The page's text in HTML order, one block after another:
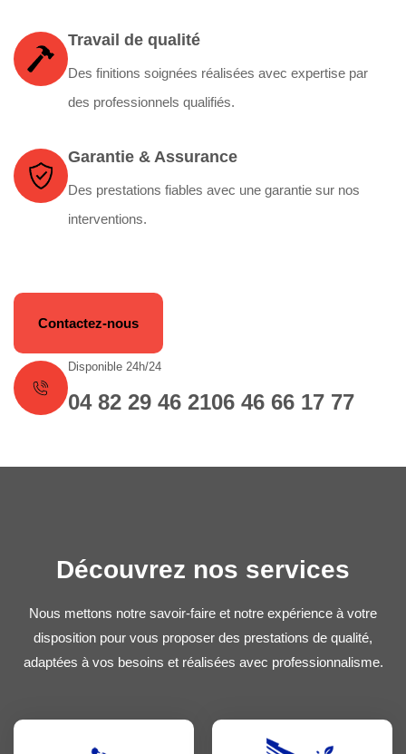
Travail de qualité
Des finitions soignées réalisées avec expertise par
des professionnels qualifiés.
Garantie & Assurance
Des prestations fiables avec une garantie sur nos
interventions.
Contactez-nous
Disponible 24h/24
04 82 29 46 2106 46 66 17 77
Découvrez nos services
Nous mettons notre savoir-faire et notre expérience à votre
disposition pour vous proposer des prestations de qualité,
adaptées à vos besoins et réalisées avec professionnalisme.